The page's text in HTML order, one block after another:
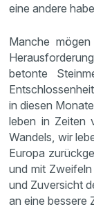
eine andere
Manche
betonte
in diesen
leben in Zeiten
Wandels, wir
Europa
und mit
und Zuversicht
an eine bessere